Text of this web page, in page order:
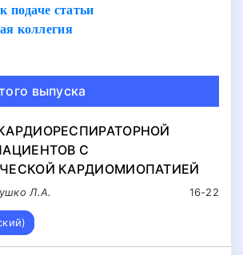
подаче статьи
коллегия
выпуска
С
КАРДИОМИОПАТИЕЙ
16-22
Л.А.